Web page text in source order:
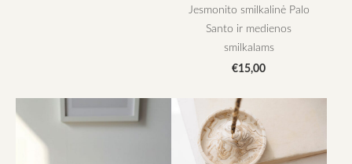
Jesmonito smilkalinė Palo
Santo ir medienos
smilkalams
€15,00